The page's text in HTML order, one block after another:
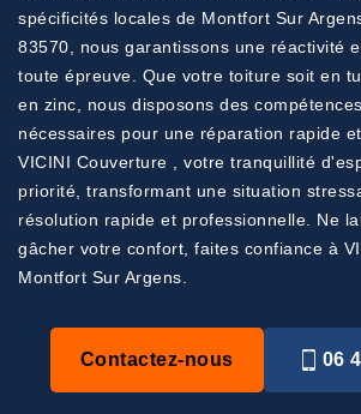
spécificités locales de Montfort Sur
83570, nous garantissons une réactivité
toute épreuve. Que votre toiture soit en
en zinc, nous disposons des
nécessaires pour une réparation rapide
VICINI Couverture , votre tranquillité
priorité, transformant une situation
résolution rapide et professionnelle. Ne
gâcher votre confort, faites confiance à
Montfort Sur Argens.
Contactez-nous 06